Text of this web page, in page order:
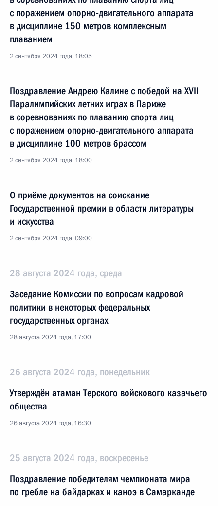
с поражением опорно-двигательного аппарата
в дисциплине 150 метров комплексным
плаванием
2 сентября 2024 года, 18:05
Поздравление Андрею Калине с победой на XVII
Паралимпийских летних играх в Париже
в соревнованиях по плаванию спорта лиц
с поражением опорно-двигательного аппарата
в дисциплине 100 метров брассом
2 сентября 2024 года, 18:00
О приёме документов на соискание
Государственной премии в области литературы
и искусства
2 сентября 2024 года, 09:00
28 августа 2024 года, среда
Заседание Комиссии по вопросам кадровой
политики в некоторых федеральных
государственных органах
28 августа 2024 года, 17:00
26 августа 2024 года, понедельник
Утверждён атаман Терского войскового казачьего
общества
26 августа 2024 года, 16:30
25 августа 2024 года, воскресенье
Поздравление победителям чемпионата мира
по гребле на байдарках и каноэ в Самарканде